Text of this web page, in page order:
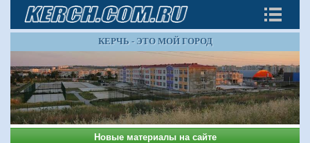
КЕРЧЬ - ЭТО МОЙ ГОРОД
Новые материалы на сайте